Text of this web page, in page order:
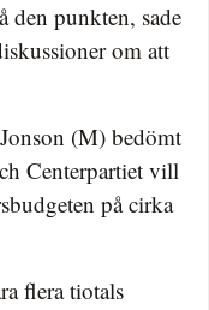
den punkten, sade
om att
(M) bedömt
Centerpartiet vill
på cirka
flera tiotals